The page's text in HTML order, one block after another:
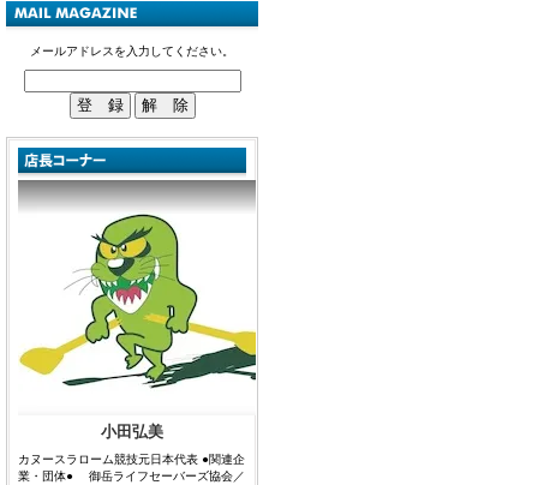
メールアドレスを入力してください。
小田弘美
カヌースラローム競技元日本代表 ●関連企
業・団体● 御岳ライフセーバーズ協会／